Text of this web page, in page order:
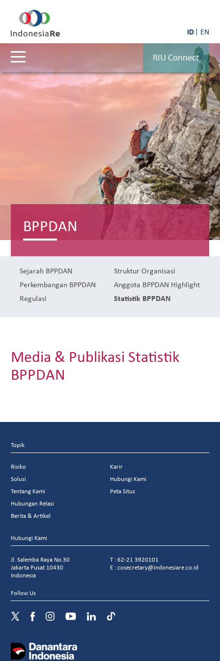
ID EN
RIU Connect
BPPDAN
Sejarah BPPDAN
Perkembangan BPPDAN
Regulasi
Struktur Organisasi
Anggota BPPDAN Highlight
Statistik BPPDAN
Media & Publikasi Statistik
BPPDAN
Topik
Risiko
Solusi
Tentang Kami
Hubungan Relasi
Berita & Artikel
Karir
Hubungi Kami
Peta Situs
Hubungi Kami
Jl. Salemba Raya No.30
Jakarta Pusat 10430
Indonesia
T : 62-21 3920101
E : cosecretary@indonesiare.co.id
Follow Us